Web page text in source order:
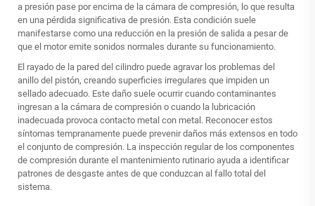
a presión pase por encima de la cámara de compresión, lo que resulta
en una pérdida significativa de presión. Esta condición suele
manifestarse como una reducción en la presión de salida a pesar de
que el motor emite sonidos normales durante su funcionamiento.
El rayado de la pared del cilindro puede agravar los problemas del
anillo del pistón, creando superficies irregulares que impiden un
sellado adecuado. Este daño suele ocurrir cuando contaminantes
ingresan a la cámara de compresión o cuando la lubricación
inadecuada provoca contacto metal con metal. Reconocer estos
síntomas tempranamente puede prevenir daños más extensos en todo
el conjunto de compresión. La inspección regular de los componentes
de compresión durante el mantenimiento rutinario ayuda a identificar
patrones de desgaste antes de que conduzcan al fallo total del
sistema.